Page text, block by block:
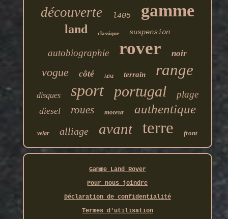
découverte l405 gamme
land classique suspension
autobiographie rover noir
vogue côté l494 terrain range
disques sport portugal plage
diesel roues moteur authentique
velar alliage avant terre front
Gamme Land Rover
Pour nous joindre
Déclaration de confidentialité
Termes d'utilisation